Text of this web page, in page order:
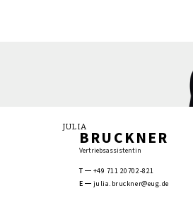
JULIA
BRUCKNER
Vertriebsassistentin
T
+49 711 20702-821
E
julia.bruckner@eug.de